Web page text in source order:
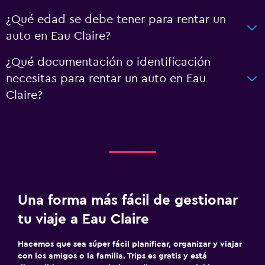
¿Qué edad se debe tener para rentar un
auto en Eau Claire?
¿Qué documentación o identificación
necesitas para rentar un auto en Eau
Claire?
Una forma más fácil de gestionar
tu viaje a Eau Claire
Hacemos que sea súper fácil planificar, organizar y viajar
con los amigos o la familia. Trips es gratis y está